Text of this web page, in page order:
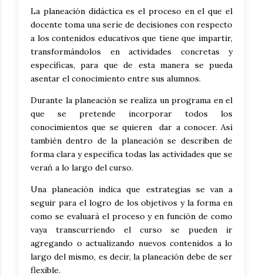
La planeación didáctica es el proceso en el que el
docente toma una serie de decisiones con respecto
a los contenidos educativos que tiene que impartir,
transformándolos en actividades concretas y
específicas, para que de esta manera se pueda
asentar el conocimiento entre sus alumnos.
Durante la planeación se realiza un programa en el
que se pretende incorporar todos los
conocimientos que se quieren dar a conocer. Así
también dentro de la planeación se describen de
forma clara y especifica todas las actividades que se
verań a lo largo del curso.
Una planeación indica que estrategias se van a
seguir para el logro de los objetivos y la forma en
como se evaluará el proceso y en función de como
vaya transcurriendo el curso se pueden ir
agregando o actualizando nuevos contenidos a lo
largo del mismo, es decir, la planeación debe de ser
flexible.